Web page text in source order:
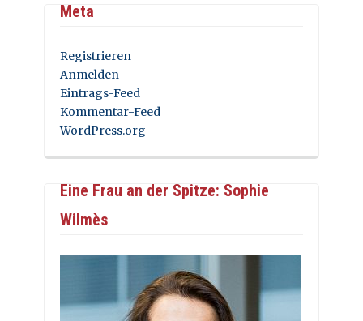
Meta
Registrieren
Anmelden
Eintrags-Feed
Kommentar-Feed
WordPress.org
Eine Frau an der Spitze: Sophie
Wilmès